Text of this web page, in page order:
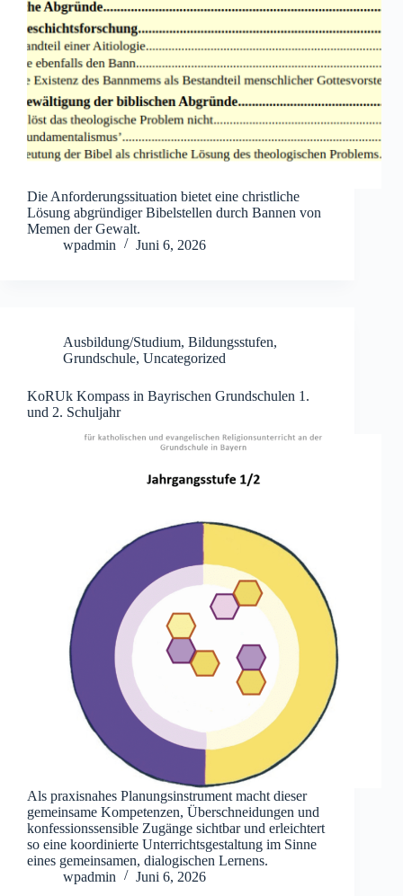
Die Anforderungssituation bietet eine christliche
Lösung abgründiger Bibelstellen durch Bannen von
Memen der Gewalt.
wpadmin
Juni 6, 2026
Ausbildung/Studium, Bildungsstufen,
Grundschule, Uncategorized
KoRUk Kompass in Bayrischen Grundschulen 1.
und 2. Schuljahr
Als praxisnahes Planungsinstrument macht dieser
gemeinsame Kompetenzen, Überschneidungen und
konfessionssensible Zugänge sichtbar und erleichtert
so eine koordinierte Unterrichtsgestaltung im Sinne
eines gemeinsamen, dialogischen Lernens.
wpadmin
Juni 6, 2026